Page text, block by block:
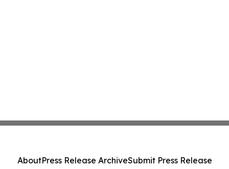
AboutPress Release ArchiveSubmit Press Release